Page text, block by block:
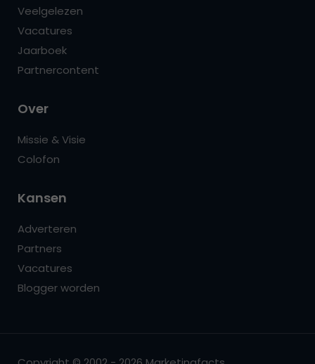
Veelgelezen
Vacatures
Jaarboek
Partnercontent
Over
Missie & Visie
Colofon
Kansen
Adverteren
Partners
Vacatures
Blogger worden